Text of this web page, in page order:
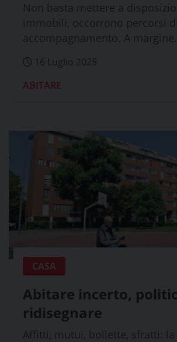
Non basta mettere a
immobili, occorrono percorsi di
accompagnamento. A margine
16 Luglio 2025
ABITARE
CASA
Abitare incerto,
ridisegnare
Affitti, mutui, bollette, sfratti: la